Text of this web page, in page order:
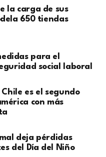
la carga de sus
650 tiendas
para el
social laboral
es el segundo
con más
deja pérdidas
del Día del Niño